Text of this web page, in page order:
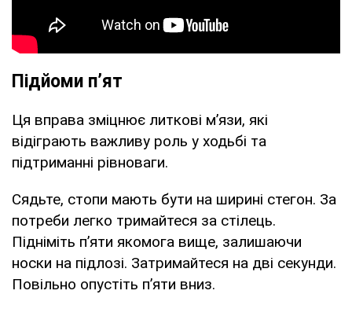
Підйоми п’ят
Ця вправа зміцнює литкові м’язи, які
відіграють важливу роль у ходьбі та
підтриманні рівноваги.
Сядьте, стопи мають бути на ширині стегон. За
потреби легко тримайтеся за стілець.
Підніміть п’яти якомога вище, залишаючи
носки на підлозі. Затримайтеся на дві секунди.
Повільно опустіть п’яти вниз.